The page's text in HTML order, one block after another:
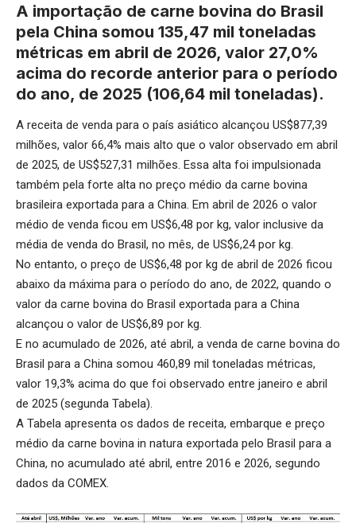
A importação de carne bovina do Brasil
pela China somou 135,47 mil toneladas
métricas em abril de 2026, valor 27,0%
acima do recorde anterior para o período
do ano, de 2025 (106,64 mil toneladas).
A receita de venda para o país asiático alcançou US$877,39
milhões, valor 66,4% mais alto que o valor observado em abril
de 2025, de US$527,31 milhões. Essa alta foi impulsionada
também pela forte alta no preço médio da carne bovina
brasileira exportada para a China. Em abril de 2026 o valor
médio de venda ficou em US$6,48 por kg, valor inclusive da
média de venda do Brasil, no mês, de US$6,24 por kg.
No entanto, o preço de US$6,48 por kg de abril de 2026 ficou
abaixo da máxima para o período do ano, de 2022, quando o
valor da carne bovina do Brasil exportada para a China
alcançou o valor de US$6,89 por kg.
E no acumulado de 2026, até abril, a venda de carne bovina do
Brasil para a China somou 460,89 mil toneladas métricas,
valor 19,3% acima do que foi observado entre janeiro e abril
de 2025 (segunda Tabela).
A Tabela apresenta os dados de receita, embarque e preço
médio da carne bovina in natura exportada pelo Brasil para a
China, no acumulado até abril, entre 2016 e 2026, segundo
dados da COMEX.